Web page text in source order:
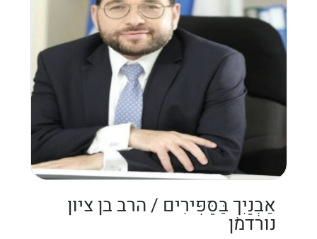
אַבְנַיִךְ בַּסַּפִּירִים / הרב בן ציון
נורדמן